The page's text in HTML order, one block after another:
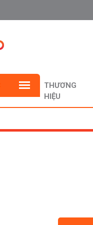
THƯƠNG
HIỆU